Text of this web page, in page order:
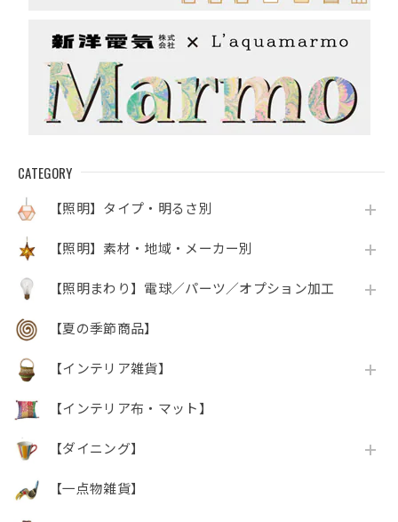
CATEGORY
【照明】タイプ・明るさ別
【照明】素材・地域・メーカー別
【照明まわり】電球／パーツ／オプション加工
【夏の季節商品】
【インテリア雑貨】
【インテリア布・マット】
【ダイニング】
【一点物雑貨】